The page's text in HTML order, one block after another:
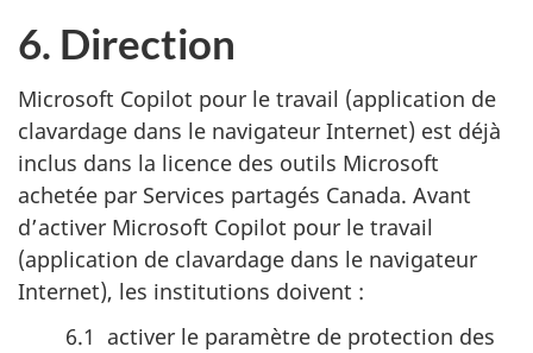
6. Direction
Microsoft Copilot pour le travail (application de
clavardage dans le navigateur Internet) est déjà
inclus dans la licence des outils Microsoft
achetée par Services partagés Canada. Avant
d’activer Microsoft Copilot pour le travail
(application de clavardage dans le navigateur
Internet), les institutions doivent :
6.1 activer le paramètre de protection des